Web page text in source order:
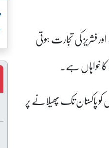
فشریز کی تجارت ہوتی
خواہاں ہے۔
کو پاکستان تک پھیلانے پر